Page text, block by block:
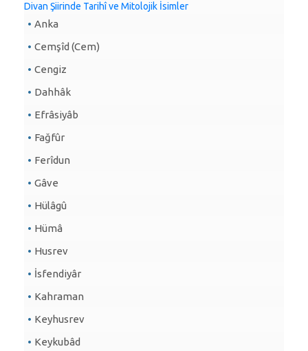
Divan Şiirinde Tarihî ve Mitolojik İsimler
Anka
Cemşîd (Cem)
Cengiz
Dahhâk
Efrâsiyâb
Fağfûr
Ferîdun
Gâve
Hülâgû
Hümâ
Husrev
İsfendiyâr
Kahraman
Keyhusrev
Keykubâd